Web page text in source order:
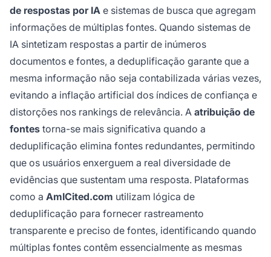
de respostas por IA e sistemas de busca que agregam
informações de múltiplas fontes. Quando sistemas de
IA sintetizam respostas a partir de inúmeros
documentos e fontes, a deduplificação garante que a
mesma informação não seja contabilizada várias vezes,
evitando a inflação artificial dos índices de confiança e
distorções nos rankings de relevância. A atribuição de
fontes torna-se mais significativa quando a
deduplificação elimina fontes redundantes, permitindo
que os usuários enxerguem a real diversidade de
evidências que sustentam uma resposta. Plataformas
como a AmICited.com utilizam lógica de
deduplificação para fornecer rastreamento
transparente e preciso de fontes, identificando quando
múltiplas fontes contêm essencialmente as mesmas